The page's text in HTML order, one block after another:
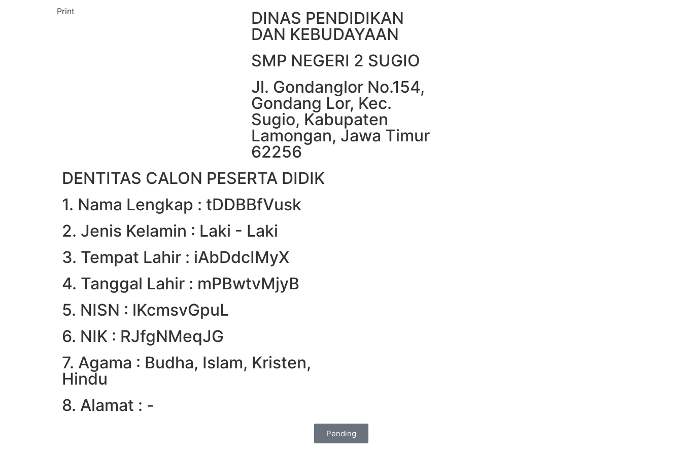
DINAS PENDIDIKAN
DAN KEBUDAYAAN
SMP NEGERI 2 SUGIO
Jl. Gondanglor No.154,
Gondang Lor, Kec.
Sugio, Kabupaten
Lamongan, Jawa Timur
62256
DENTITAS CALON PESERTA DIDIK
1. Nama Lengkap : tDDBBfVusk
2. Jenis Kelamin : Laki - Laki
3. Tempat Lahir : iAbDdcIMyX
4. Tanggal Lahir : mPBwtvMjyB
5. NISN : lKcmsvGpuL
6. NIK : RJfgNMeqJG
7. Agama : Budha, Islam, Kristen,
Hindu
8. Alamat : -
Pending
Print